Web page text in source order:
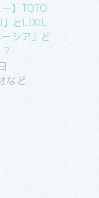
ー】TOTO
」とLIXIL
シア」ど
など